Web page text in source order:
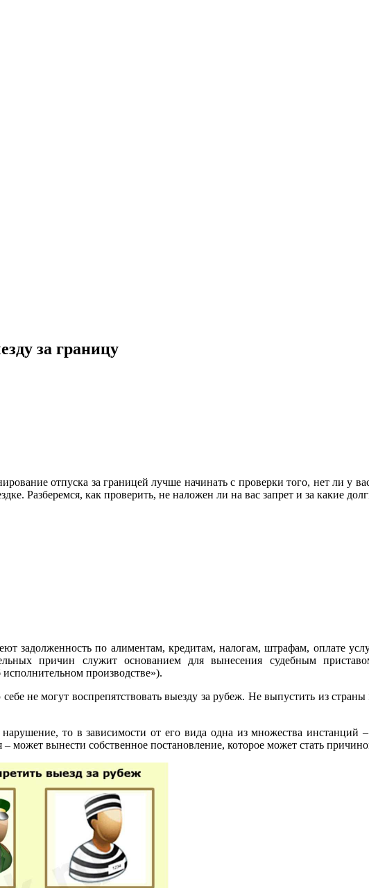
за границу
отпуска за границей лучше начинать с проверки того, нет ли у
Разберемся, как проверить, не наложен ли на вас запрет и за какие
задолженность по алиментам, кредитам, налогам, штрафам, оплате
причин служит основанием для вынесения судебным
производстве»).
не могут воспрепятствовать выезду за рубеж. Не выпустить из
то в зависимости от его вида одна из множества
может вынести собственное постановление, которое может стать